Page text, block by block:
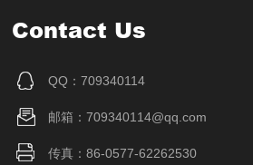
Contact Us
QQ：709340114
邮箱：709340114@qq.com
传真：86-0577-62262530